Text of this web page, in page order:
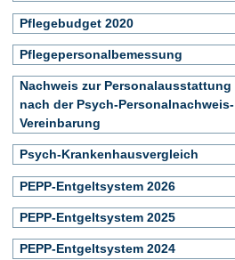
Pflegebudget 2020
Pflegepersonalbemessung
Nachweis zur Personalausstattung
nach der Psych-Personalnachweis-
Vereinbarung
Psych-Krankenhausvergleich
PEPP-Entgeltsystem 2026
PEPP-Entgeltsystem 2025
PEPP-Entgeltsystem 2024